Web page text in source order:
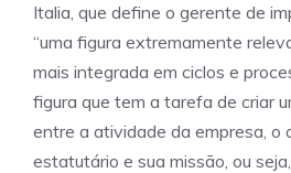
Italia, que define o gerente de
“uma figura extremamente
mais integrada em ciclos e
figura que tem a tarefa de criar
entre a atividade da empresa, o
estatutário e sua missão, ou